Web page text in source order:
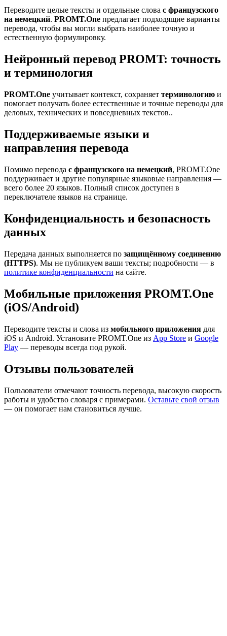
Переводите целые тексты и отдельные слова с французского
на немецкий. PROMT.One предлагает подходящие варианты
перевода, чтобы вы могли выбрать наиболее точную и
естественную формулировку.
Нейронный перевод PROMT: точность
и терминология
PROMT.One учитывает контекст, сохраняет терминологию и
помогает получать более естественные и точные переводы для
деловых, технических и повседневных текстов..
Поддерживаемые языки и
направления перевода
Помимо перевода с французского на немецкий, PROMT.One
поддерживает и другие популярные языковые направления —
всего более 20 языков. Полный список доступен в
переключателе языков на странице.
Конфиденциальность и безопасность
данных
Передача данных выполняется по защищённому соединению
(HTTPS). Мы не публикуем ваши тексты; подробности — в
политике конфиденциальности на сайте.
Мобильные приложения PROMT.One
(iOS/Android)
Переводите тексты и слова из мобильного приложения для
iOS и Android. Установите PROMT.One из App Store и Google
Play — переводы всегда под рукой.
Отзывы пользователей
Пользователи отмечают точность перевода, высокую скорость
работы и удобство словаря с примерами. Оставьте свой отзыв
— он помогает нам становиться лучше.